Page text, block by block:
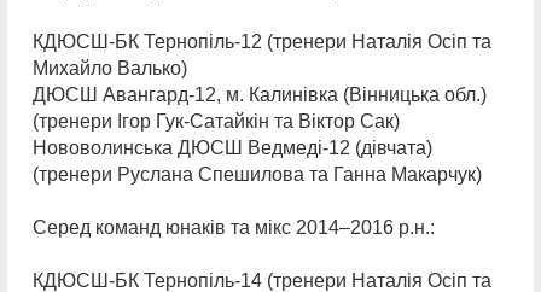
КДЮСШ-БК Тернопіль-12 (тренери Наталія Осіп та
Михайло Валько)
ДЮСШ Авангард-12, м. Калинівка (Вінницька обл.)
(тренери Ігор Гук-Сатайкін та Віктор Сак)
Нововолинська ДЮСШ Ведмеді-12 (дівчата)
(тренери Руслана Спешилова та Ганна Макарчук)
Серед команд юнаків та мікс 2014–2016 р.н.:
КДЮСШ-БК Тернопіль-14 (тренери Наталія Осіп та